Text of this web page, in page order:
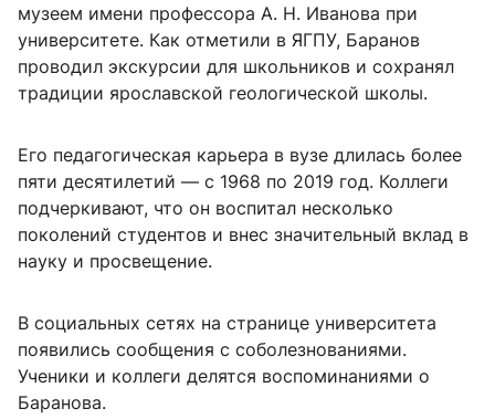
музеем имени профессора А. Н. Иванова при
университете. Как отметили в ЯГПУ, Баранов
проводил экскурсии для школьников и сохранял
традиции ярославской геологической школы.
Его педагогическая карьера в вузе длилась более
пяти десятилетий — с 1968 по 2019 год. Коллеги
подчеркивают, что он воспитал несколько
поколений студентов и внес значительный вклад в
науку и просвещение.
В социальных сетях на странице университета
появились сообщения с соболезнованиями.
Ученики и коллеги делятся воспоминаниями о
Баранова.